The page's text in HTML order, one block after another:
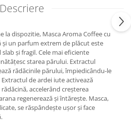
Descriere
la dispozitie, Masca Aroma Coffee cu
și un parfum extrem de plăcut este
și fragil. Cele mai eficiente
starea părului. Extractul
rădăcinile părului, împiedicându-le
de ardei iute activează
accelerând creșterea
regenerează și întărește. Masca,
se răspândește ușor și face